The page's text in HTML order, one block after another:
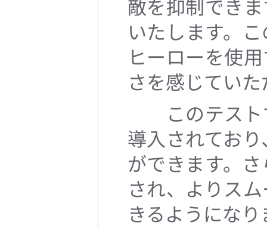
敵を抑制でき
いたします。
ヒーローを使
さを感じてい
このテスト
導入されてお
ができます。
され、よりス
きるようにな